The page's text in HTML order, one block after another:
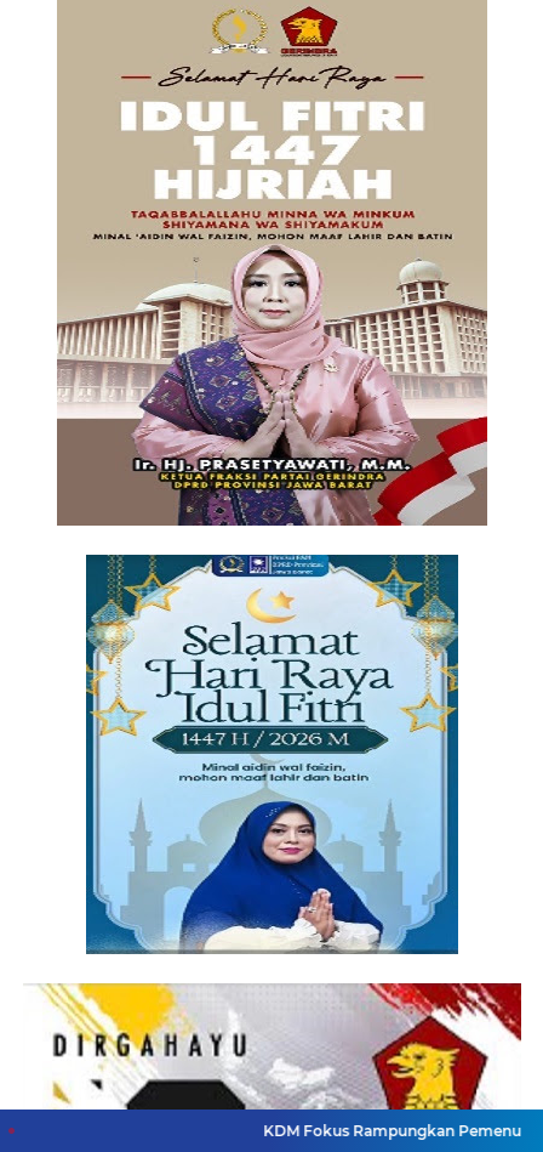
KDM Fokus Rampungkan Pemenuhan Layanan